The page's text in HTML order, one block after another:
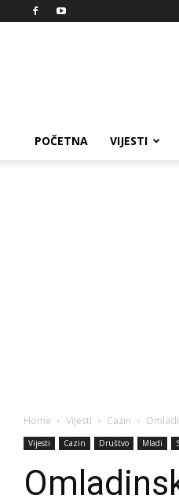
POČETNA VIJESTI
Home Vijesti Cazin
Vijesti Cazin Društvo Mladi